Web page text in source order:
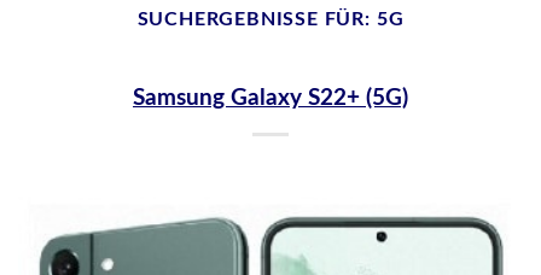
SUCHERGEBNISSE FÜR: 5G
Samsung Galaxy S22+ (5G)